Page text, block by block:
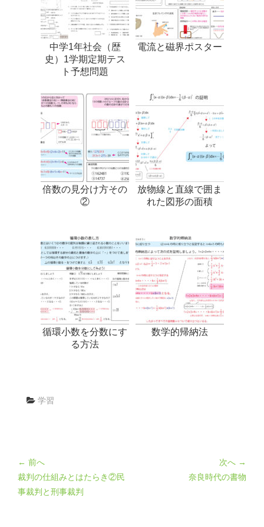
中学1年社会（歴
史）1学期定期テス
ト予想問題
電流と磁界ポスター
倍数の見分け方その
②
放物線と直線で囲ま
れた図形の面積
循環小数を分数にす
る方法
数学的帰納法
学習
← 前へ
裁判の仕組みとはたらき②民
事裁判と刑事裁判
次へ →
奈良時代の書物